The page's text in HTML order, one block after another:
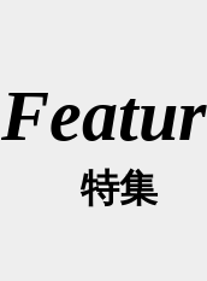
特集